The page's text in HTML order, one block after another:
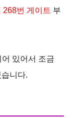
268번 게이트 부
있어서 조금
니다.